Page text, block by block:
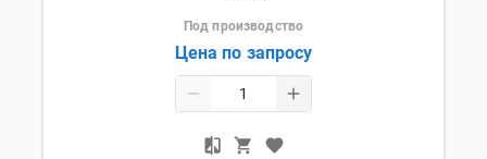
Под производство
Цена по запросу